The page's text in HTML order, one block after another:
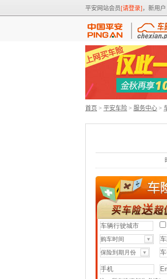
平安网站会员[请登录] ，新用户
首页 > 平安车险 > 服务中心 >